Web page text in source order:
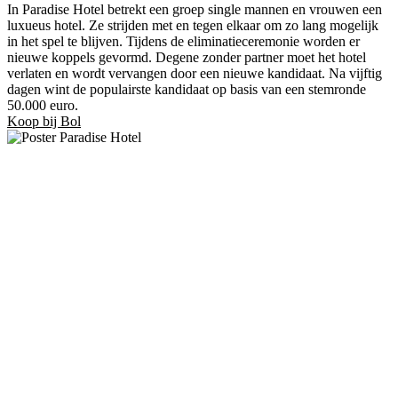
In Paradise Hotel betrekt een groep single mannen en vrouwen een
luxueus hotel. Ze strijden met en tegen elkaar om zo lang mogelijk
in het spel te blijven. Tijdens de eliminatieceremonie worden er
nieuwe koppels gevormd. Degene zonder partner moet het hotel
verlaten en wordt vervangen door een nieuwe kandidaat. Na vijftig
dagen wint de populairste kandidaat op basis van een stemronde
50.000 euro.
Koop bij Bol